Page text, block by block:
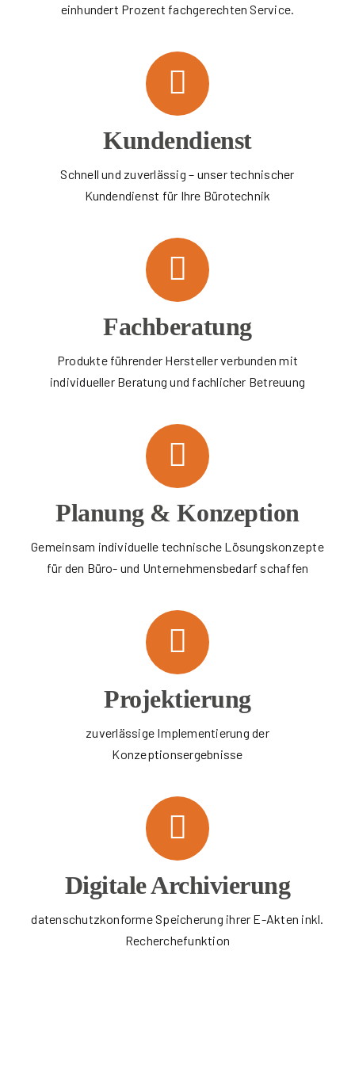
einhundert Prozent fachgerechten Service.
Kundendienst
Schnell und zuverlässig – unser technischer
Kundendienst für Ihre Bürotechnik
Fachberatung
Produkte führender Hersteller verbunden mit
individueller Beratung und fachlicher Betreuung
Planung & Konzeption
Gemeinsam individuelle technische Lösungskonzepte
für den Büro- und Unternehmensbedarf schaffen
Projektierung
zuverlässige Implementierung der
Konzeptionsergebnisse
Digitale Archivierung
datenschutzkonforme Speicherung ihrer E-Akten inkl.
Recherchefunktion